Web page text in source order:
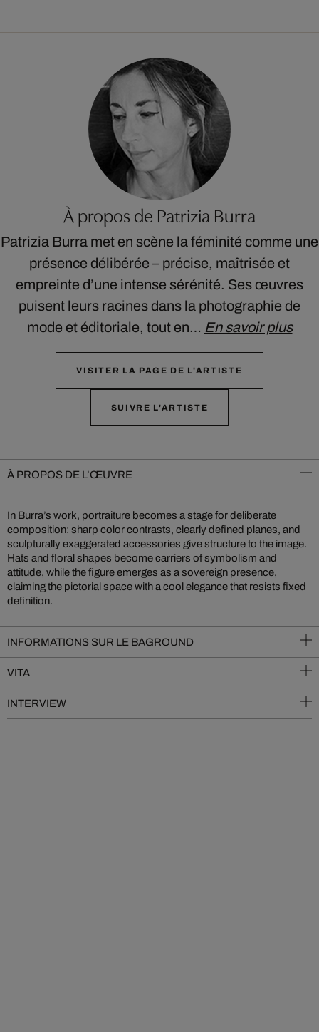
À propos de Patrizia Burra
Patrizia Burra met en scène la féminité comme une
présence délibérée – précise, maîtrisée et
empreinte d’une intense sérénité. Ses œuvres
puisent leurs racines dans la photographie de
mode et éditoriale, tout en… En savoir plus
VISITER LA PAGE DE L'ARTISTE
SUIVRE L'ARTISTE
À PROPOS DE L’ŒUVRE
In Burra’s work, portraiture becomes a stage for deliberate
composition: sharp color contrasts, clearly defined planes, and
sculpturally exaggerated accessories give structure to the image.
Hats and floral shapes become carriers of symbolism and
attitude, while the figure emerges as a sovereign presence,
claiming the pictorial space with a cool elegance that resists fixed
definition.
INFORMATIONS SUR LE BAGROUND
VITA
INTERVIEW